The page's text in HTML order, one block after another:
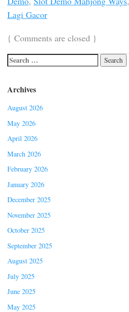
Lagi Gacor
{ Comments are closed }
Archives
August 2026
May 2026
April 2026
March 2026
February 2026
January 2026
December 2025
November 2025
October 2025
September 2025
August 2025
July 2025
June 2025
May 2025